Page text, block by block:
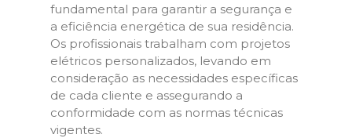
fundamental para garantir a segurança e
a eficiência energética de sua residência.
Os profissionais trabalham com projetos
elétricos personalizados, levando em
consideração as necessidades específicas
de cada cliente e assegurando a
conformidade com as normas técnicas
vigentes.